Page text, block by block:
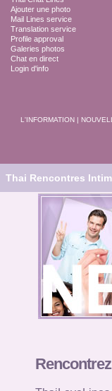
Ajouter une photo
Mail Lines service
Translation service
Profile approval
Galeries photos
Chat en direct
Login d'info
L'INFORMATION |
Thai Rencontres